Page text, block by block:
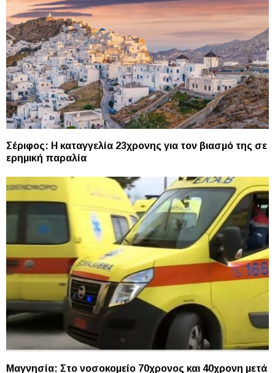
Σέριφος: Η καταγγελία 23χρονης για τον βιασμό της σε
ερημική παραλία
Μαγνησία: Στο νοσοκομείο 70χρονος και 40χρονη μετά